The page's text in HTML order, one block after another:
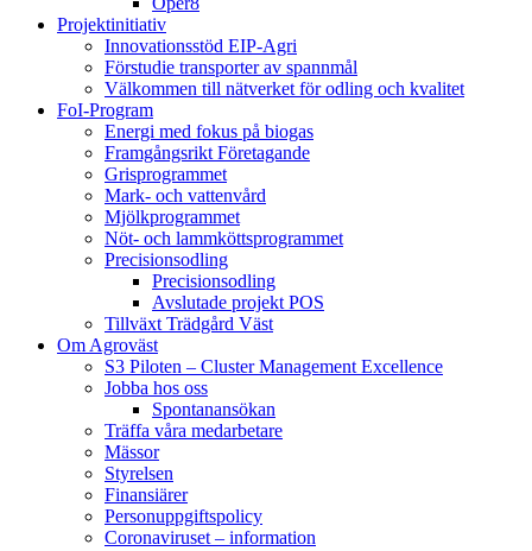
Projektinitiativ
Innovationsstöd EIP-Agri
Förstudie transporter av spannmål
Välkommen till nätverket för odling och kvalitet
FoI-Program
Energi med fokus på biogas
Framgångsrikt Företagande
Grisprogrammet
Mark- och vattenvård
Mjölkprogrammet
Nöt- och lammköttsprogrammet
Precisionsodling
Precisionsodling
Avslutade projekt POS
Tillväxt Trädgård Väst
Om Agroväst
S3 Piloten – Cluster Management Excellence
Jobba hos oss
Spontanansökan
Träffa våra medarbetare
Mässor
Styrelsen
Finansiärer
Personuppgiftspolicy
Coronaviruset – information